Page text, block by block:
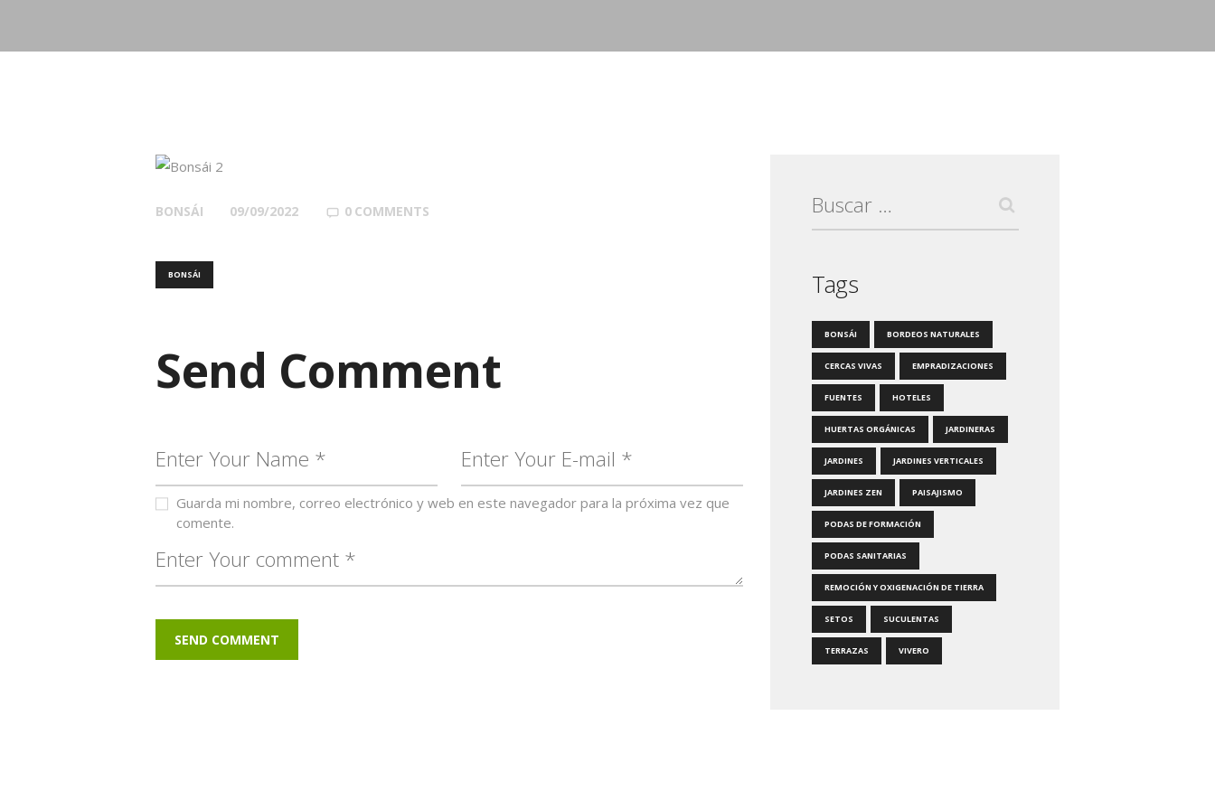
BONSÁI 09/09/2022 0 COMMENTS
BONSÁI
Send Comment
Guarda mi nombre, correo electrónico y web en este navegador para la próxima vez que
comente.
Tags
BONSÁI BORDEOS NATURALES
CERCAS VIVAS EMPRADIZACIONES
FUENTES HOTELES
HUERTAS ORGÁNICAS JARDINERAS
JARDINES JARDINES VERTICALES
JARDINES ZEN PAISAJISMO
PODAS DE FORMACIÓN
PODAS SANITARIAS
REMOCIÓN Y OXIGENACIÓN DE TIERRA
SETOS SUCULENTAS
TERRAZAS VIVERO